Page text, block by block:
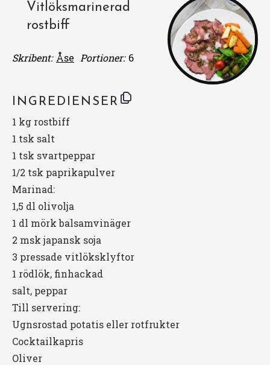
Vitlöksmarinerad
rostbiff
Skribent: Åse Portioner: 6
INGREDIENSER
1 kg rostbiff
1 tsk salt
1 tsk svartpeppar
1/2 tsk paprikapulver
Marinad:
1,5 dl olivolja
1 dl mörk balsamvinäger
2 msk japansk soja
3 pressade vitlöksklyftor
1 rödlök, finhackad
salt, peppar
Till servering:
Ugnsrostad potatis eller rotfrukter
Cocktailkapris
Oliver